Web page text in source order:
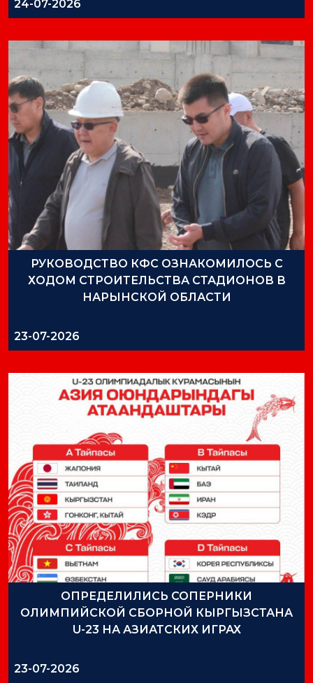
24-07-2026
РУКОВОДСТВО КФС ОЗНАКОМИЛОСЬ С
ХОДОМ СТРОИТЕЛЬСТВА СТАДИОНОВ В
НАРЫНСКОЙ ОБЛАСТИ
23-07-2026
ОПРЕДЕЛИЛИСЬ СОПЕРНИКИ
ОЛИМПИЙСКОЙ СБОРНОЙ КЫРГЫЗСТАНА
U-23 НА АЗИАТСКИХ ИГРАХ
23-07-2026